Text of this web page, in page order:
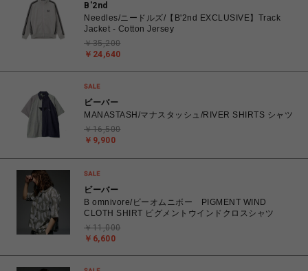
B'2nd
Needles/ニードルズ/【B'2nd EXCLUSIVE】Track
Jacket - Cotton Jersey
￥24,640
￥35,200
ビーバー
MANASTASH/マナスタッシュ/RIVER SHIRTS シャツ
￥9,900
￥16,500
ビーバー
B omnivore/ビーオムニボー PIGMENT WIND
CLOTH SHIRT ピグメントウインドクロスシャツ
￥6,600
￥11,000